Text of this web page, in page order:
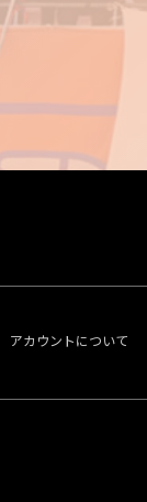
アカウントについて